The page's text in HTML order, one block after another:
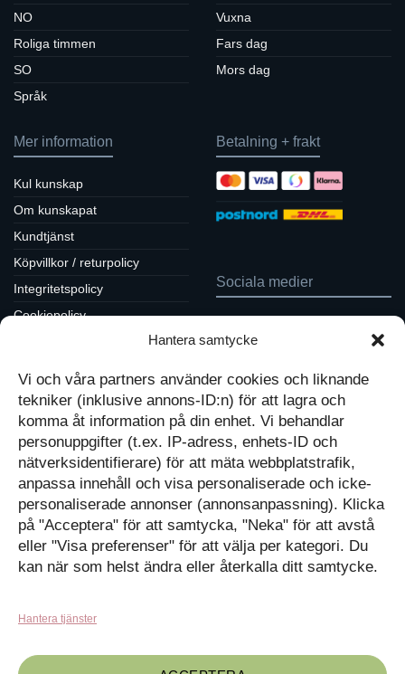
Hantera samtycke
Vi och våra partners använder cookies och liknande
tekniker (inklusive annons-ID:n) för att lagra och
komma åt information på din enhet. Vi behandlar
personuppgifter (t.ex. IP-adress, enhets-ID och
nätverksidentifierare) för att mäta webbplatstrafik,
anpassa innehåll och visa personaliserade och icke-
personaliserade annonser (annonsanpassning). Klicka
på "Acceptera" för att samtycka, "Neka" för att avstå
eller "Visa preferenser" för att välja per kategori. Du
kan när som helst ändra eller återkalla ditt samtycke.
Hantera tjänster
NO
Roliga timmen
SO
Språk
Vuxna
Fars dag
Mors dag
Mer information
Kul kunskap
Om kunskapat
Kundtjänst
Köpvillkor / returpolicy
Integritetspolicy
Cookiepolicy
Kassan
Betalning + frakt
Sociala medier
Tavlor på Instagram
Diskutera på LinkedIn
Varukorg
Inga produkter i varukorgen.
GÅ TILLBAKA TILL
BUTIKEN
Kunskapat
Med barn och ungas
nyfikenhet som inspiration
skapar vi design som
förmedlar kunskap till en ny
generation.